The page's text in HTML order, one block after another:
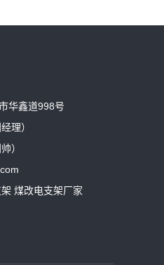
华鑫道998号
理）
）
煤改电支架厂家